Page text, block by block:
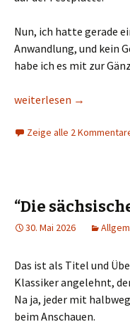
Nun, ich hatte gerade
Anwandlung, und kein
habe ich es mit zur
Störung oder nicht?
weiterlesen →
Zeige alle 2
“Die
30. Mai 2026
Das ist als Titel und
Klassiker angelehnt,
Na ja, jeder mit
beim Anschauen.